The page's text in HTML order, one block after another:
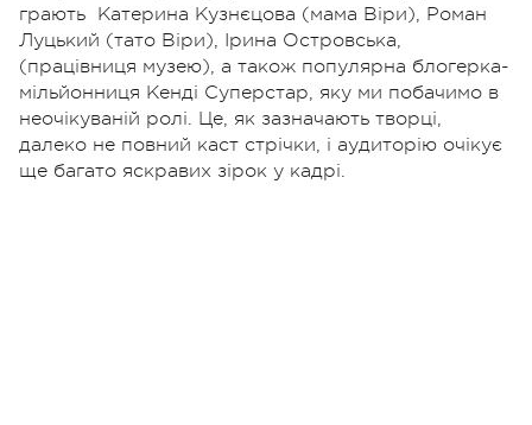
грають
Катерина Кузнєцова (мама Віри), Роман
Луцький (тато Віри), Ірина Островська,
(працівниця музею), а також популярна блогерка-
мільйонниця Кенді Суперстар, яку ми побачимо в
неочікуваній ролі. Це, як зазначають творці,
далеко не повний каст стрічки, і аудиторію очікує
ще багато яскравих зірок у кадрі.